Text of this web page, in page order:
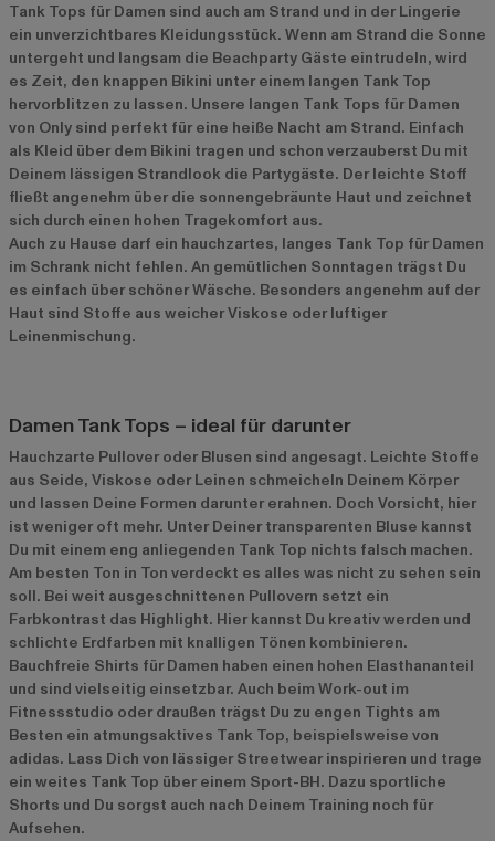
Tank Tops für Damen sind auch am Strand und in der Lingerie
ein unverzichtbares Kleidungsstück. Wenn am Strand die Sonne
untergeht und langsam die Beachparty Gäste eintrudeln, wird
es Zeit, den knappen Bikini unter einem langen Tank Top
hervorblitzen zu lassen. Unsere langen Tank Tops für Damen
von Only sind perfekt für eine heiße Nacht am Strand. Einfach
als Kleid über dem Bikini tragen und schon verzauberst Du mit
Deinem lässigen Strandlook die Partygäste. Der leichte Stoff
fließt angenehm über die sonnengebräunte Haut und zeichnet
sich durch einen hohen Tragekomfort aus.
Auch zu Hause darf ein hauchzartes, langes Tank Top für Damen
im Schrank nicht fehlen. An gemütlichen Sonntagen trägst Du
es einfach über schöner Wäsche. Besonders angenehm auf der
Haut sind Stoffe aus weicher Viskose oder luftiger
Leinenmischung.
Damen Tank Tops – ideal für darunter
Hauchzarte Pullover oder Blusen sind angesagt. Leichte Stoffe
aus Seide, Viskose oder Leinen schmeicheln Deinem Körper
und lassen Deine Formen darunter erahnen. Doch Vorsicht, hier
ist weniger oft mehr. Unter Deiner transparenten Bluse kannst
Du mit einem eng anliegenden Tank Top nichts falsch machen.
Am besten Ton in Ton verdeckt es alles was nicht zu sehen sein
soll. Bei weit ausgeschnittenen Pullovern setzt ein
Farbkontrast das Highlight. Hier kannst Du kreativ werden und
schlichte Erdfarben mit knalligen Tönen kombinieren.
Bauchfreie Shirts für Damen haben einen hohen Elasthananteil
und sind vielseitig einsetzbar. Auch beim Work-out im
Fitnessstudio oder draußen trägst Du zu engen Tights am
Besten ein atmungsaktives Tank Top, beispielsweise von
adidas. Lass Dich von lässiger Streetwear inspirieren und trage
ein weites Tank Top über einem Sport-BH. Dazu sportliche
Shorts und Du sorgst auch nach Deinem Training noch für
Aufsehen.